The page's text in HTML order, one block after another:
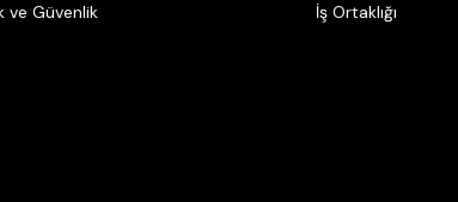
ve Güvenlik
İş Ortaklığı